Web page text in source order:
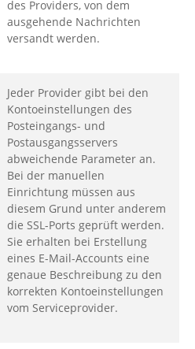
des Providers, von dem
ausgehende Nachrichten
versandt werden.
Jeder Provider gibt bei den
Kontoeinstellungen des
Posteingangs- und
Postausgangsservers
abweichende Parameter an.
Bei der manuellen
Einrichtung müssen aus
diesem Grund unter anderem
die SSL-Ports geprüft werden.
Sie erhalten bei Erstellung
eines E-Mail-Accounts eine
genaue Beschreibung zu den
korrekten Kontoeinstellungen
vom Serviceprovider.